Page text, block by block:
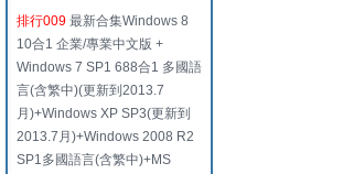
排行009 最新合集Windows 8
10合1 企業/專業中文版 +
Windows 7 SP1 688合1 多國語
言(含繁中)(更新到2013.7
月)+Windows XP SP3(更新到
2013.7月)+Windows 2008 R2
SP1多國語言(含繁中)+MS